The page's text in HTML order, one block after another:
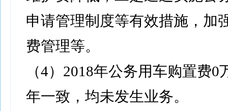
申请管理制度等有效措施，加
费管理等。
（4）2018年公务用车购置费0
年一致，均未发生业务。